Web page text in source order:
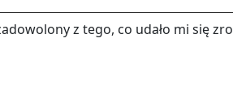
z tego, co udało mi się